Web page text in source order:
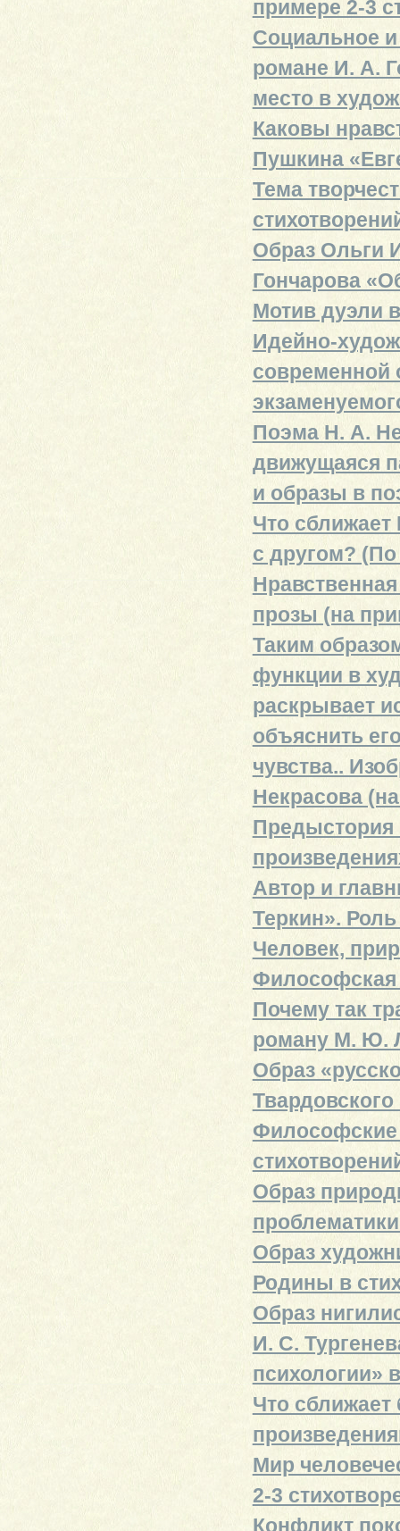
примере 2-3
Социальное
романе И. А.
место в
Каковы
Пушкина
Тема
Образ Ольги
Гончарова
Мотив дуэли
Идейно-
современной
Поэма Н. А.
движущаяся
и образы в
Что сближает
с другом?
прозы (на
Таким
функции в
раскрывает
объяснить
чувства..
Некрасова
Предыстория
Автор и
Теркин».
Человек,
Философская
Почему так
роману М. Ю.
Образ
Философские
Образ
Образ
Родины в
Образ
И. С.
психологии»
Что
Мир
2-3
Конфликт